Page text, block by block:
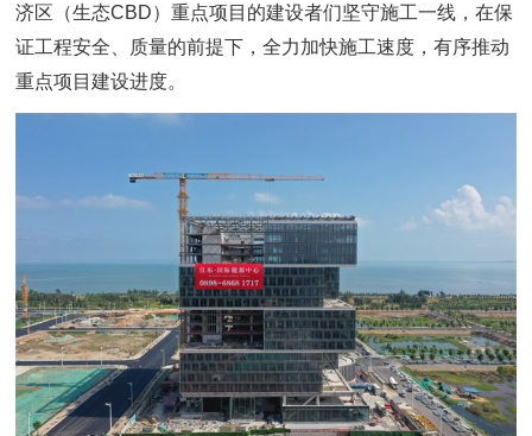
济区（生态CBD）重点项目的建设者们坚守施工一线，在保
证工程安全、质量的前提下，全力加快施工速度，有序推动
重点项目建设进度。